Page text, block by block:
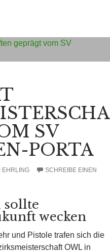
SV
PORTA
EHRLING
SCHREIBE EINEN
sollte
wecken
und Pistole trafen sich die
OWL in